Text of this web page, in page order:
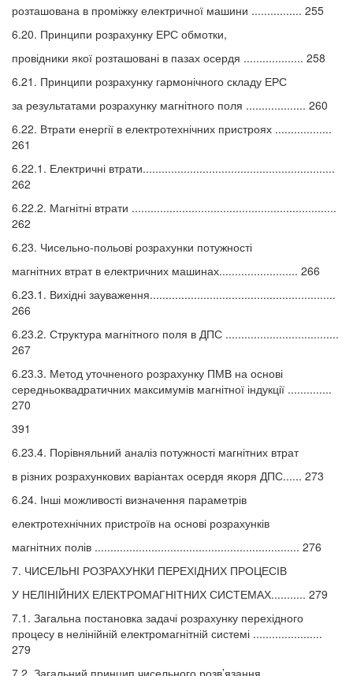
розташована в проміжку електричної машини ................ 255
6.20. Принципи розрахунку ЕРС обмотки,
провідники якої розташовані в пазах осердя ................... 258
6.21. Принципи розрахунку гармонічного складу ЕРС
за результатами розрахунку магнітного поля ................... 260
6.22. Втрати енергії в електротехнічних пристроях ..................
261
6.22.1. Електричні втрати.............................................................
262
6.22.2. Магнітні втрати .................................................................
262
6.23. Чисельно-польові розрахунки потужності
магнітних втрат в електричних машинах......................... 266
6.23.1. Вихідні зауваження...........................................................
266
6.23.2. Структура магнітного поля в ДПС ....................................
267
6.23.3. Метод уточненого розрахунку ПМВ на основі
середньоквадратичних максимумів магнітної індукції ..............
270
391
6.23.4. Порівняльний аналіз потужності магнітних втрат
в різних розрахункових варіантах осердя якоря ДПС...... 273
6.24. Інші можливості визначення параметрів
електротехнічних пристроїв на основі розрахунків
магнітних полів ................................................................. 276
7. ЧИСЕЛЬНІ РОЗРАХУНКИ ПЕРЕХІДНИХ ПРОЦЕСІВ
У НЕЛІНІЙНИХ ЕЛЕКТРОМАГНІТНИХ СИСТЕМАХ........... 279
7.1. Загальна постановка задачі розрахунку перехідного
процесу в нелінійній електромагнітній системі ......................
279